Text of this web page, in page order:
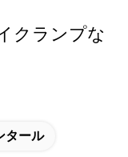
クランプな
タール